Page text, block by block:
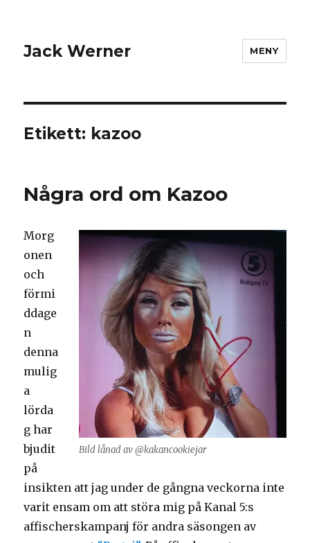
Jack Werner MENY
Etikett: kazoo
Några ord om Kazoo
Bild lånad av @kakancookiejar
Morg
onen
och
förmi
ddage
n
denna
mulig
a
lörda
g har
bjudit
på
insikten att jag under de gångna veckorna inte
varit ensam om att störa mig på Kanal 5:s
affischerskampanj för andra säsongen av